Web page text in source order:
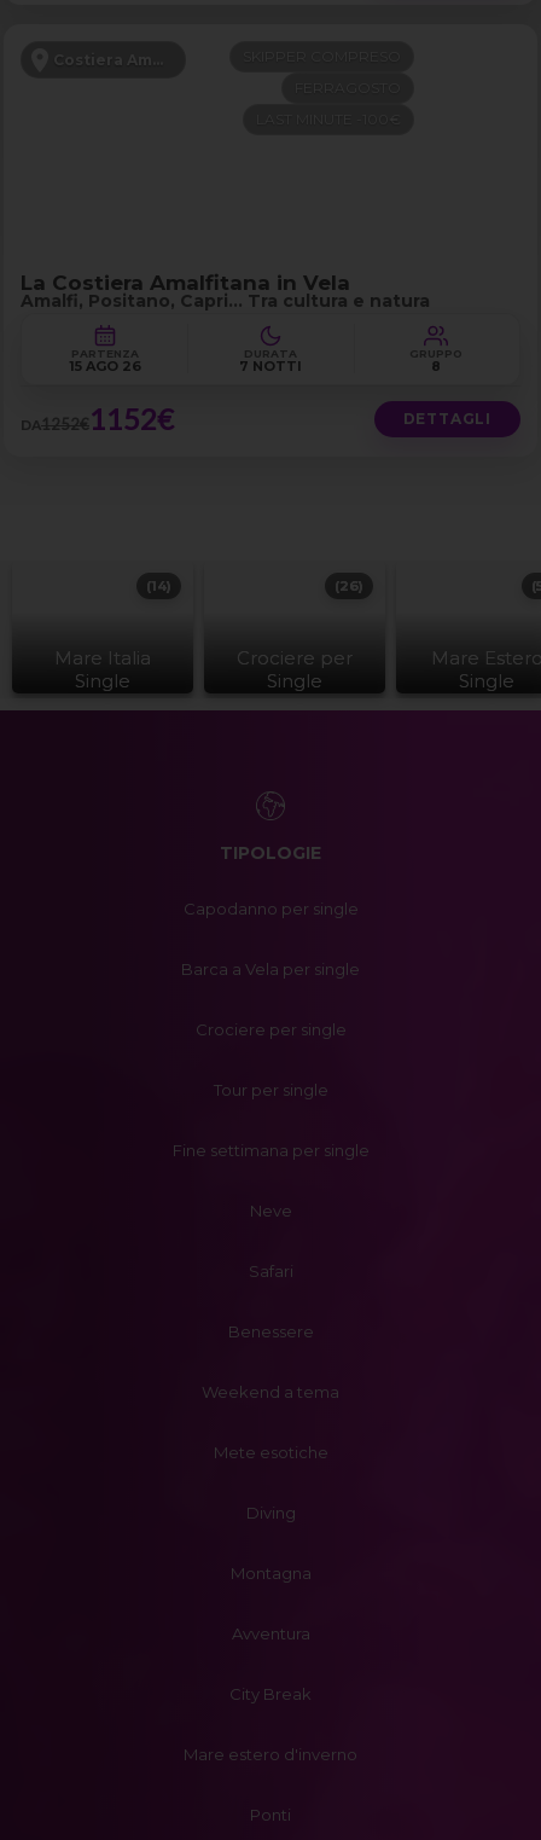
Costiera Amalfitana
La Costiera Amalfitana in Vela
Amalfi, Positano, Capri… Tra cultura e natura
PARTENZA
15 AGO 26
DURATA
7 NOTTI
GRUPPO
8
DA1252€1152€ DETTAGLI
Mare Italia
Single
(14)
Crociere per
Single
(26)
Mare
Single
TIPOLOGIE
Capodanno per single
Barca a Vela per single
Crociere per single
Tour per single
Fine settimana per single
Neve
Safari
Benessere
Weekend a tema
Mete esotiche
Diving
Montagna
Avventura
City Break
Mare estero d'inverno
Ponti